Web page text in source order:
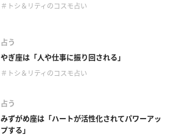
＃トシ＆リティのコスモ占い
占う
やぎ座は「人や仕事に振り回される」
＃トシ＆リティのコスモ占い
占う
みずがめ座は「ハートが活性化されてパワーアッ
プする」